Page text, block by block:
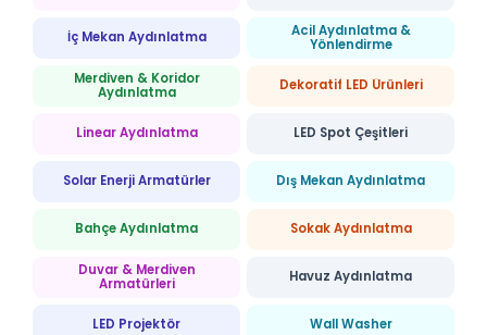
İç Mekan Aydınlatma
Acil Aydınlatma &
Yönlendirme
Merdiven & Koridor
Aydınlatma
Dekoratif LED Ürünleri
Linear Aydınlatma LED Spot Çeşitleri
Solar Enerji Armatürler Dış Mekan Aydınlatma
Bahçe Aydınlatma Sokak Aydınlatma
Duvar & Merdiven
Armatürleri
Havuz Aydınlatma
LED Projektör Wall Washer